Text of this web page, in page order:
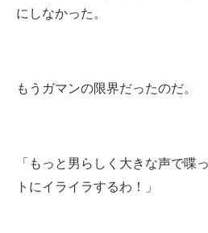
にしなかった。
もうガマンの限界だったのだ。
「もっと男らしく大きな声で
トにイライラするわ！」